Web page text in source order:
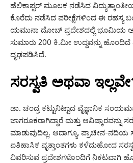
ಹೆಲಿಕಾಪ್ಟರ್ ಮೂಲಕ ನಡೆಸಿದ
ಕೊರೆದು ನಡೆಸಿದ ಪರೀಕ್ಷೆಗಳಿಂದ ಈ
ಯಮುನಾ ದೋಬ್ ಪ್ರದೇಶದಲ್ಲಿ ಭೂಮಿಯ
ಸುಮಾರು 200 ಕಿ.ಮೀ ಉದ್ದವನ್ನು
ದೃಢಪಡಿಸಿದೆ.
ಸರಸ್ವತಿ ಅಥವಾ
ಡಾ. ಚಂದ್ರ ಕಟ್ಟುನಿಟ್ಟಾದ ವೈಜ್ಞಾನಿಕ
ಜಾಗರೂಕರಾಗಿದ್ದಾರೆ ಮತ್ತು ಆವಿಷ್ಕಾರವನ್ನು
ಮಾಡುವುದಿಲ್ಲ. ಆದಾಗ್ಯೂ, ಪ್ರಾಚೀನ-ನದಿಯ
ಐತಿಹಾಸಿಕ ವೃತ್ತಾಂತಗಳು ಕಳೆದುಹೋದ
ವಿವರಿಸುವ ಪ್ರದೇಶಗಳೊಂದಿಗೆ ನಿಕಟವಾಗಿ